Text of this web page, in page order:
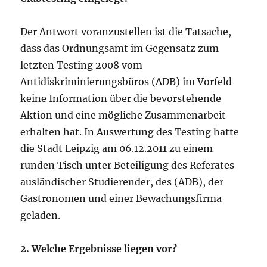
Der Antwort voranzustellen ist die Tatsache,
dass das Ordnungsamt im Gegensatz zum
letzten Testing 2008 vom
Antidiskriminierungsbüros (ADB) im Vorfeld
keine Information über die bevorstehende
Aktion und eine mögliche Zusammenarbeit
erhalten hat. In Auswertung des Testing hatte
die Stadt Leipzig am 06.12.2011 zu einem
runden Tisch unter Beteiligung des Referates
ausländischer Studierender, des (ADB), der
Gastronomen und einer Bewachungsfirma
geladen.
2. Welche Ergebnisse liegen vor?